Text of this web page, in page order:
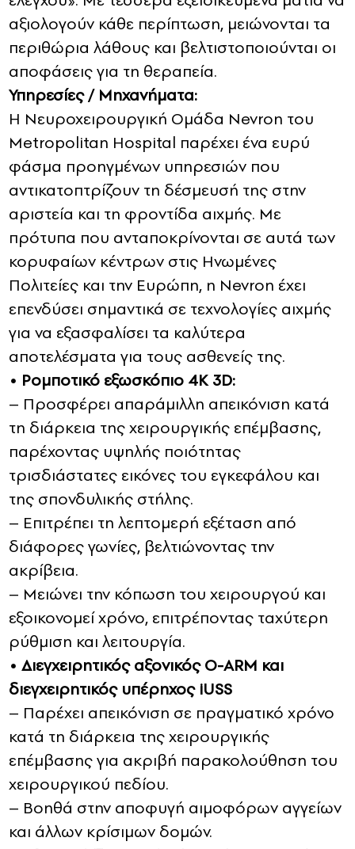
αξιολογούν κάθε περίπτωση, μειώνονται τα
περιθώρια λάθους και βελτιστοποιούνται οι
αποφάσεις για τη θεραπεία.
Υπηρεσίες / Μηχανήματα:
Η Νευροχειρουργική Ομάδα Nevron του
Metropolitan Hospital παρέχει ένα ευρύ
φάσμα προηγμένων υπηρεσιών που
αντικατοπτρίζουν τη δέσμευσή της στην
αριστεία και τη φροντίδα αιχμής. Με
πρότυπα που ανταποκρίνονται σε αυτά των
κορυφαίων κέντρων στις Ηνωμένες
Πολιτείες και την Ευρώπη, η Nevron έχει
επενδύσει σημαντικά σε τεχνολογίες αιχμής
για να εξασφαλίσει τα καλύτερα
αποτελέσματα για τους ασθενείς της.
• Ρομποτικό εξωσκόπιο 4K 3D:
– Προσφέρει απαράμιλλη απεικόνιση κατά
τη διάρκεια της χειρουργικής επέμβασης,
παρέχοντας υψηλής ποιότητας
τρισδιάστατες εικόνες του εγκεφάλου και
της σπονδυλικής στήλης.
– Επιτρέπει τη λεπτομερή εξέταση από
διάφορες γωνίες, βελτιώνοντας την
ακρίβεια.
– Μειώνει την κόπωση του χειρουργού και
εξοικονομεί χρόνο, επιτρέποντας ταχύτερη
ρύθμιση και λειτουργία.
• Διεγχειρητικός αξονικός O-ARM και
διεγχειρητικός υπέρηχος iUSS
– Παρέχει απεικόνιση σε πραγματικό χρόνο
κατά τη διάρκεια της χειρουργικής
επέμβασης για ακριβή παρακολούθηση του
χειρουργικού πεδίου.
– Βοηθά στην αποφυγή αιμοφόρων αγγείων
και άλλων κρίσιμων δομών.